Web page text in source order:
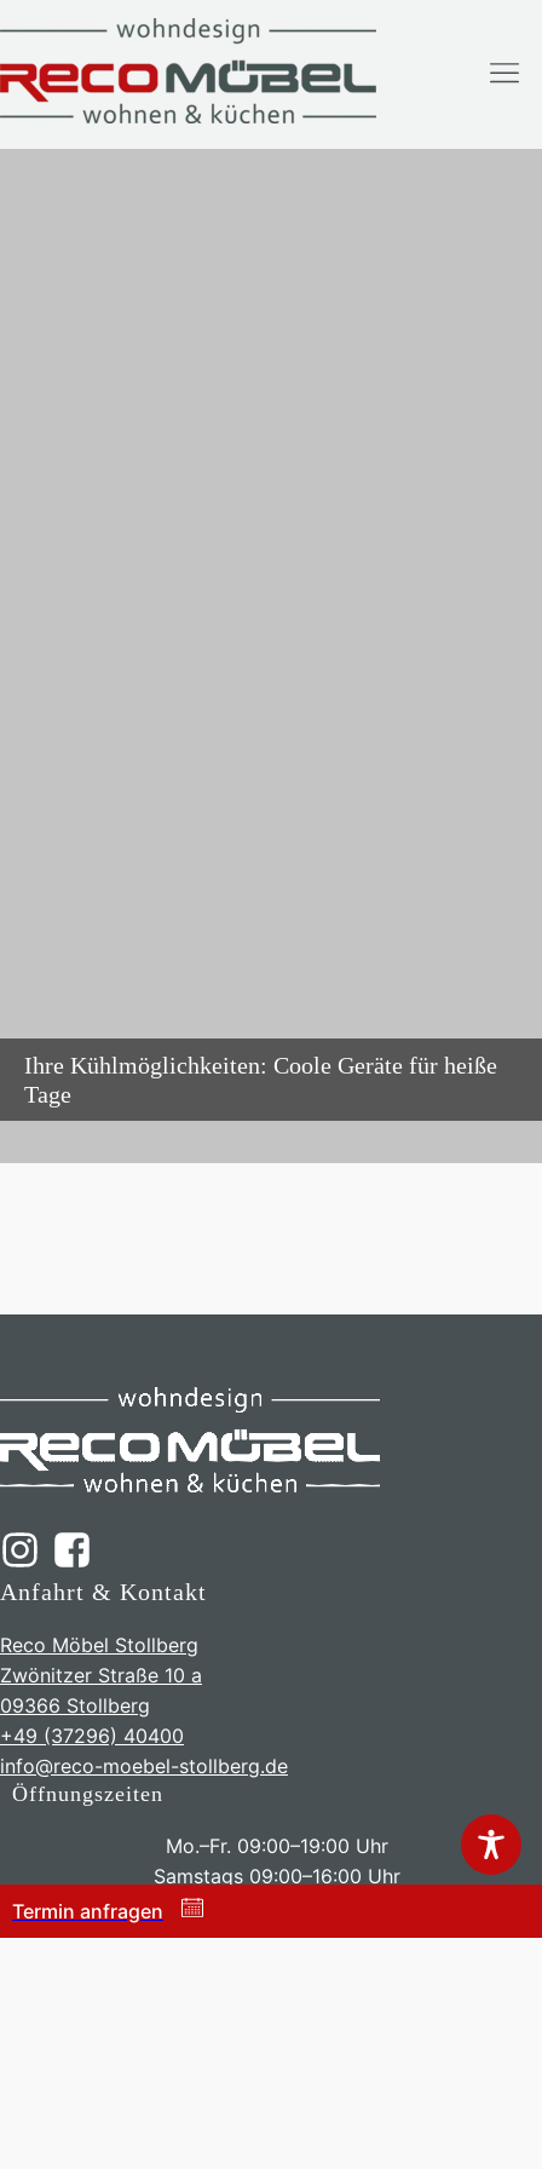
Termin anfragen
Ihre Kühlmöglichkeiten: Coole Geräte für heiße
Tage
Anfahrt & Kontakt
Reco Möbel Stollberg
Zwönitzer Straße 10 a
09366 Stollberg
+49 (37296) 40400
info@reco-moebel-stollberg.de
Öffnungszeiten
Mo.–Fr. 09:00–19:00 Uhr
Samstags 09:00–16:00 Uhr